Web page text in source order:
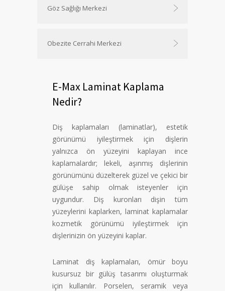
Göz Sağlığı Merkezi
Obezite Cerrahi Merkezi
E-Max Laminat Kaplama
Nedir?
Diş kaplamaları (laminatlar), estetik
görünümü iyileştirmek için dişlerin
yalnızca ön yüzeyini kaplayan ince
kaplamalardır; lekeli, aşınmış dişlerinin
görünümünü düzelterek güzel ve çekici bir
gülüşe sahip olmak isteyenler için
uygundur. Diş kuronları dişin tüm
yüzeylerini kaplarken, laminat kaplamalar
kozmetik görünümü iyileştirmek için
dişlerinizin ön yüzeyini kaplar.
Laminat diş kaplamaları, ömür boyu
kusursuz bir gülüş tasarımı oluşturmak
için kullanılır. Porselen, seramik veya